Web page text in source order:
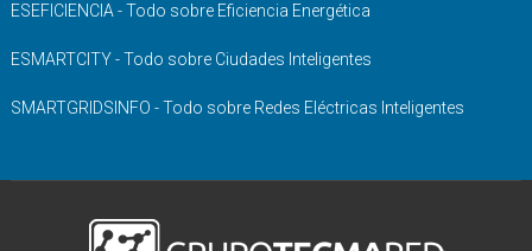
ESEFICIENCIA - Todo sobre Eficiencia Energética
ESMARTCITY - Todo sobre Ciudades Inteligentes
SMARTGRIDSINFO - Todo sobre Redes Eléctricas Inteligentes